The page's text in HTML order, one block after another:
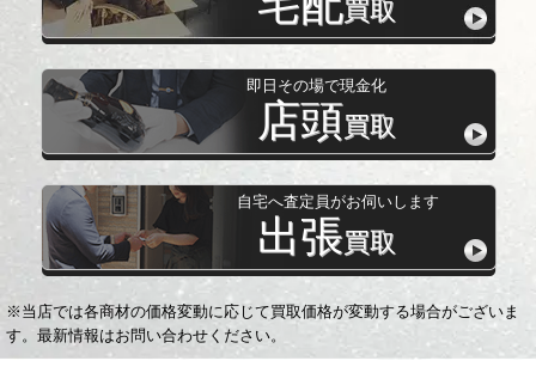
買取
即日その場で現金化
店頭買取
自宅へ査定員がお伺いします
出張買取
※当店では各商材の価格変動に応じて買取価格が変動する場合がございま
す。最新情報はお問い合わせください。